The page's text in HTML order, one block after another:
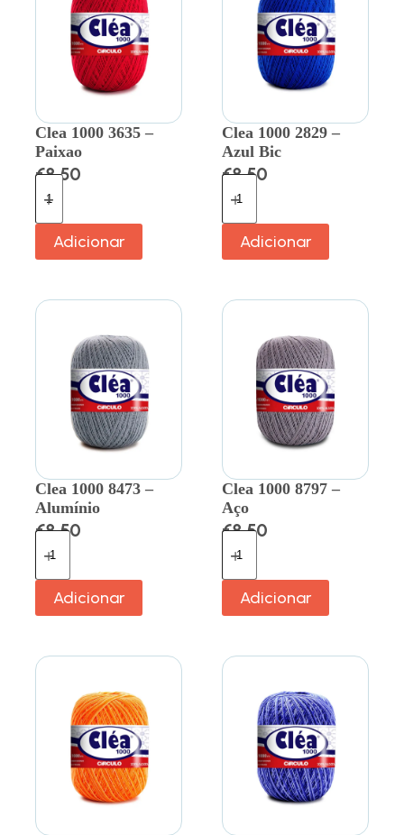
Clea 1000 3635 –
Paixao
€8.50
Adicionar
Clea 1000 2829 –
Azul Bic
€8.50
Adicionar
Clea 1000 8473 –
Alumínio
€8.50
Adicionar
Clea 1000 8797 –
Aço
€8.50
Adicionar